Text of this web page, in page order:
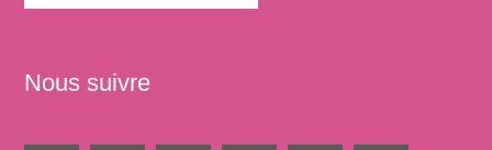
Nous suivre